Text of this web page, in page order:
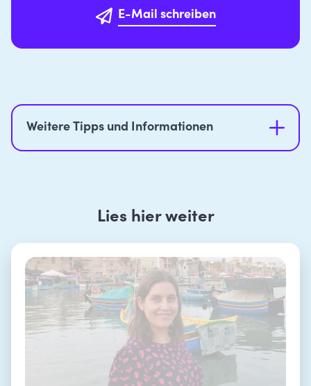
E-Mail schreiben
Weitere Tipps und Informationen
Berufsbildung
Beratungsbogen für
berufliche Schulen mit europäisch-
internationaler Ausrichtung (PDF)
Lies hier weiter